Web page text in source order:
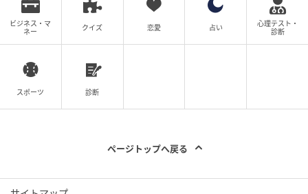
ビジネス・マ
ネー
クイズ 恋愛 占い
心理テスト・
診断
スポーツ 診断
ページトップへ戻る